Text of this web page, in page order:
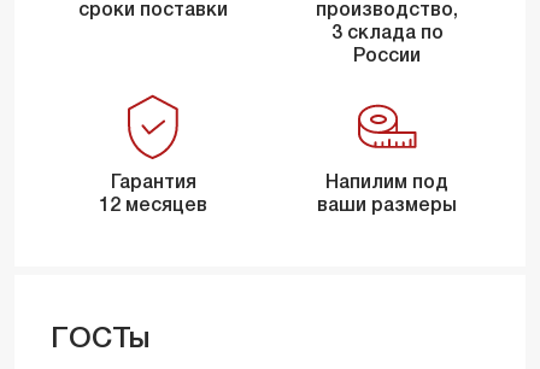
сроки поставки
производство,
3 склада по
России
Гарантия
12 месяцев
Напилим под
ваши размеры
ГОСТы